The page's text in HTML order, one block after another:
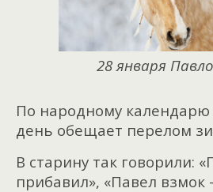
28 января
По народному календарю
день обещает перелом
В старину так говорили:
прибавил», «Павел взмок